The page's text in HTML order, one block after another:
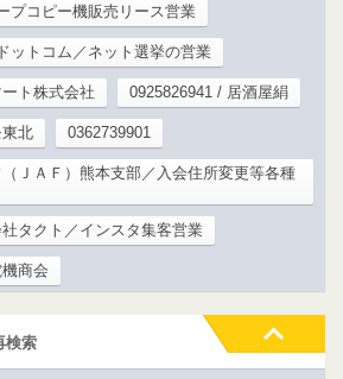
プコピー機販売リース営業
ットコム／ネット選挙の営業
ト株式会社 0925826941 / 居酒屋絹
北 0362739901
ＪＡＦ）熊本支部／入会住所変更等各種
タクト／インスタ集客営業
商会
検索